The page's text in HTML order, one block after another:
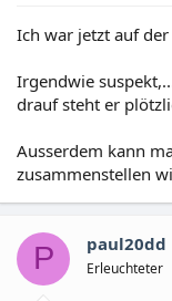
Ich war jetzt auf der
Irgendwie
drauf steht er
Ausserdem kann
zusammenstellen
P paul20dd
Erleuchteter